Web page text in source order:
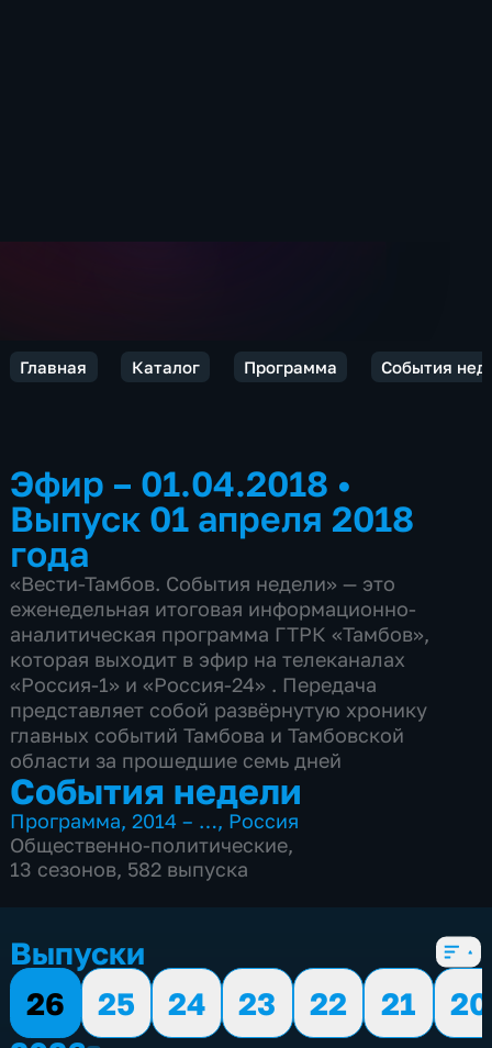
Главная Каталог Программа События
Эфир – 01.04.2018 •
Выпуск 01 апреля 2018
года
«Вести-Тамбов. События недели» — это
еженедельная итоговая информационно-
аналитическая программа ГТРК «Тамбов»,
которая выходит в эфир на телеканалах
«Россия-1» и «Россия-24» . Передача
представляет собой развёрнутую хронику
главных событий Тамбова и Тамбовской
области за прошедшие семь дней
События недели
Программа,2014 – …, Россия
Общественно-политические,
13 сезонов, 582 выпуска
Выпуски
26
25 24 23 22 21
20